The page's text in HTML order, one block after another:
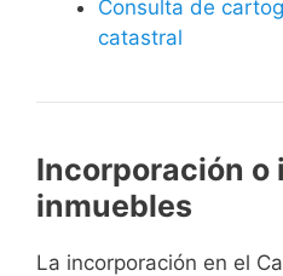
Consulta de
catastral
Incorporación o
inmuebles
La incorporación en el